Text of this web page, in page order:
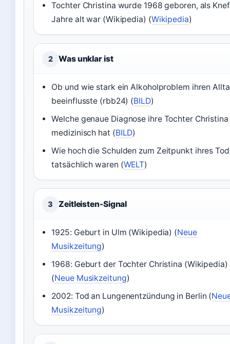
Tochter Christina wurde 1968 geboren, als
Jahre alt war (Wikipedia) (Wikipedia)
2 Was unklar ist
Ob und wie stark ein Alkoholproblem ihren
beeinflusste (rbb24) (BILD)
Welche genaue Diagnose ihre Tochter Christina
medizinisch hat (BILD)
Wie hoch die Schulden zum Zeitpunkt ihres
tatsächlich waren (WELT)
3 Zeitleisten-Signal
1925: Geburt in Ulm (Wikipedia) (Neue
Musikzeitung)
1968: Geburt der Tochter Christina (Wikipedia)
(Neue Musikzeitung)
2002: Tod an Lungenentzündung in Berlin (
Musikzeitung)